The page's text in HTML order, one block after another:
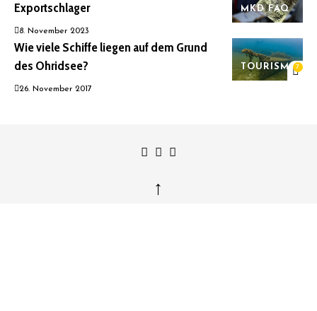
MKD FAQ
Exportschlager
8. November 2023
7
TOURISMUS
Wie viele Schiffe liegen auf dem Grund
des Ohridsee?
26. November 2017
↑